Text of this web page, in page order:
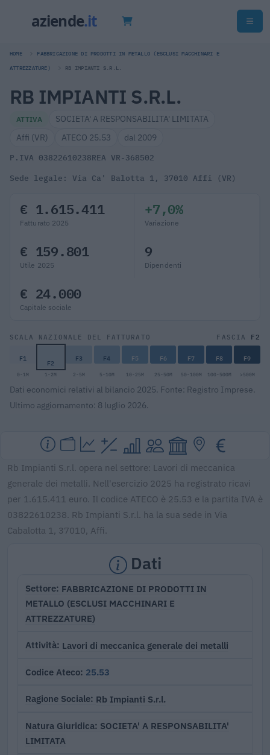
HOME FABBRICAZIONE DI PRODOTTI IN METALLO (ESCLUSI MACCHINARI E
ATTREZZATURE) RB IMPIANTI S.R.L.
RB IMPIANTI S.R.L.
ATTIVA
SOCIETA' A RESPONSABILITA' LIMITATA
Affi (VR)
ATECO 25.53 dal 2009
P.IVA 03822610238REA VR-368502
Sede legale: Via Ca' Balotta 1, 37010 Affi (VR)
€ 1.615.411
Fatturato 2025
+7,0%
Variazione
€ 159.801
Utile 2025
9
Dipendenti
€ 24.000
Capitale sociale
SCALA NAZIONALE DEL FATTURATO FASCIA F2
F1 F2 F3 F4 F5 F6 F7 F8 F9
0-1M 1-2M 2-5M 5-10M 10-25M 25-50M 50-100M 100-500M >500M
Dati economici relativi al bilancio 2025. Fonte: Registro Imprese.
Ultimo aggiornamento: 8 luglio 2026.
Rb Impianti S.r.l. opera nel settore: Lavori di meccanica
generale dei metalli. Nell'esercizio 2025 ha registrato ricavi
per 1.615.411 euro. Il codice ATECO è 25.53 e la partita IVA è
03822610238. Rb Impianti S.r.l. ha la sua sede in Via
Cabalotta 1, 37010, Affi.
Dati
Settore FABBRICAZIONE DI PRODOTTI IN
METALLO (ESCLUSI MACCHINARI E
ATTREZZATURE)
Attività Lavori di meccanica generale dei metalli
Codice Ateco 25.53
Ragione Sociale Rb Impianti S.r.l.
Natura Giuridica SOCIETA' A RESPONSABILITA'
LIMITATA